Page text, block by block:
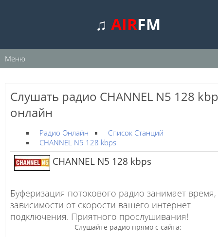
♫AIRFM
Меню
Слушать радио CHANNEL N5 128
онлайн
Радио Онлайн
Список Станций
CHANNEL N5 128 kbps
CHANNEL N5 128 kbps
Буферизация потокового радио занимает время,
зависимости от скорости вашего интернет
подключения. Приятного прослушивания!
Слушайте радио прямо с сайта: